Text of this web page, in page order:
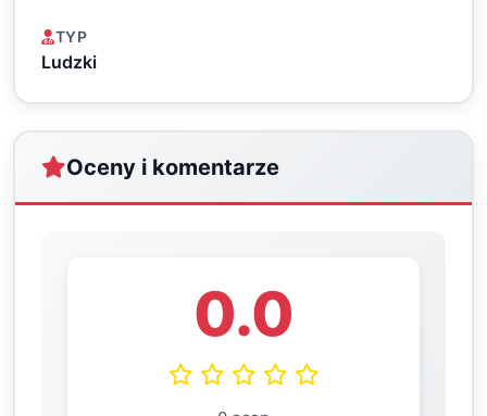
TYP
Ludzki
Oceny i komentarze
0.0